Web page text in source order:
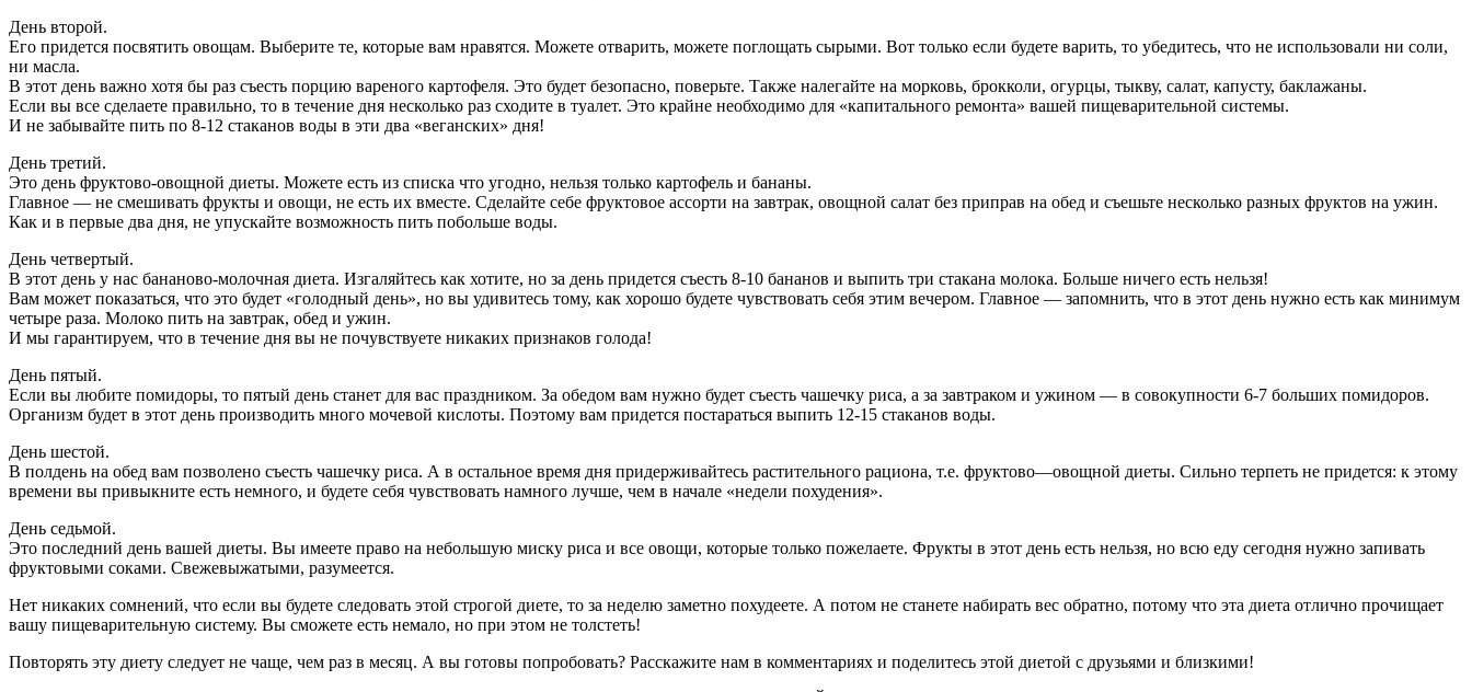
День второй.
Его придется посвятить овощам. Выберите те, которые вам нравятся. Можете отварить, можете поглощать сырыми. Вот только если будете варить, то убедитесь, что не использовали ни соли,
ни масла.
В этот день важно хотя бы раз съесть порцию вареного картофеля. Это будет безопасно, поверьте. Также налегайте на морковь, брокколи, огурцы, тыкву, салат, капусту, баклажаны.
Если вы все сделаете правильно, то в течение дня несколько раз сходите в туалет. Это крайне необходимо для «капитального ремонта» вашей пищеварительной системы.
И не забывайте пить по 8-12 стаканов воды в эти два «веганских» дня!
День третий.
Это день фруктово-овощной диеты. Можете есть из списка что угодно, нельзя только картофель и бананы.
Главное — не смешивать фрукты и овощи, не есть их вместе. Сделайте себе фруктовое ассорти на завтрак, овощной салат без приправ на обед и съешьте несколько разных фруктов на ужин.
Как и в первые два дня, не упускайте возможность пить побольше воды.
День четвертый.
В этот день у нас бананово-молочная диета. Изгаляйтесь как хотите, но за день придется съесть 8-10 бананов и выпить три стакана молока. Больше ничего есть нельзя!
Вам может показаться, что это будет «голодный день», но вы удивитесь тому, как хорошо будете чувствовать себя этим вечером. Главное — запомнить, что в этот день нужно есть как минимум
четыре раза. Молоко пить на завтрак, обед и ужин.
И мы гарантируем, что в течение дня вы не почувствуете никаких признаков голода!
День пятый.
Если вы любите помидоры, то пятый день станет для вас праздником. За обедом вам нужно будет съесть чашечку риса, а за завтраком и ужином — в совокупности 6-7 больших помидоров.
Организм будет в этот день производить много мочевой кислоты. Поэтому вам придется постараться выпить 12-15 стаканов воды.
День шестой.
В полдень на обед вам позволено съесть чашечку риса. А в остальное время дня придерживайтесь растительного рациона, т.е. фруктово—овощной диеты. Сильно терпеть не придется: к этому
времени вы привыкните есть немного, и будете себя чувствовать намного лучше, чем в начале «недели похудения».
День седьмой.
Это последний день вашей диеты. Вы имеете право на небольшую миску риса и все овощи, которые только пожелаете. Фрукты в этот день есть нельзя, но всю еду сегодня нужно запивать
фруктовыми соками. Свежевыжатыми, разумеется.
Нет никаких сомнений, что если вы будете следовать этой строгой диете, то за неделю заметно похудеете. А потом не станете набирать вес обратно, потому что эта диета отлично прочищает
вашу пищеварительную систему. Вы сможете есть немало, но при этом не толстеть!
Повторять эту диету следует не чаще, чем раз в месяц. А вы готовы попробовать? Расскажите нам в комментариях и поделитесь этой диетой с друзьями и близкими!